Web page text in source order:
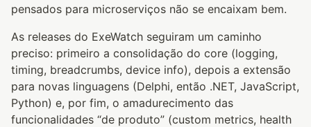
pensados para microserviços não se encaixam bem.
As releases do ExeWatch seguiram um caminho
preciso: primeiro a consolidação do core (logging,
timing, breadcrumbs, device info), depois a extensão
para novas linguagens (Delphi, então .NET, JavaScript,
Python) e, por fim, o amadurecimento das
funcionalidades “de produto” (custom metrics, health